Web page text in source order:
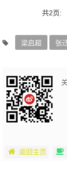
共2页:
梁启超 张
返回主页